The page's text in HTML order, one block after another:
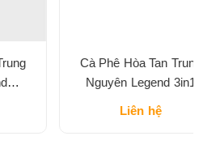
Cà Phê Hòa Tan Trung
Nguyên Legend 3in1
Liên hệ